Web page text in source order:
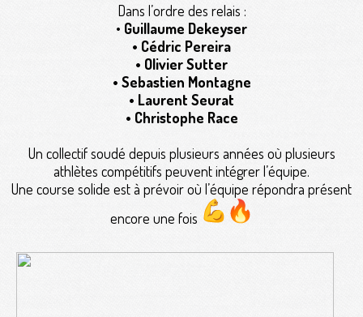
Dans l’ordre des relais :
• Guillaume Dekeyser
• Cédric Pereira
• Olivier Sutter
• Sebastien Montagne
• Laurent Seurat
• Christophe Race
Un collectif soudé depuis plusieurs années où plusieurs
athlètes compétitifs peuvent intégrer l’équipe.
Une course solide est à prévoir où l’équipe répondra présent
encore une fois